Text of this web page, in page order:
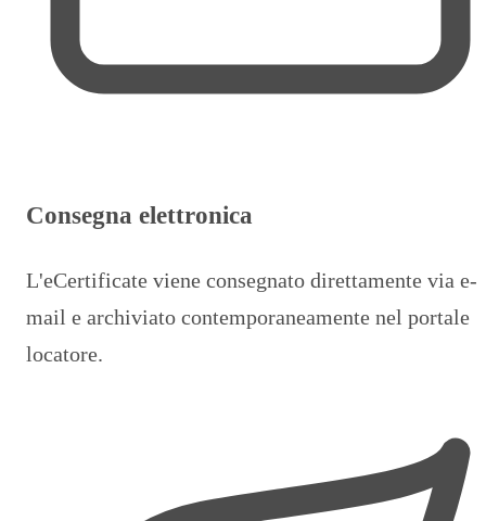
Consegna elettronica
L'eCertificate viene consegnato direttamente via e-
mail e archiviato contemporaneamente nel portale
locatore.